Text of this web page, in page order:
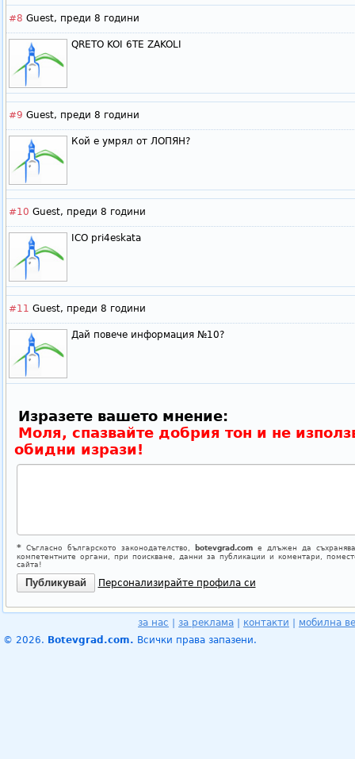
#8 Guest, преди 8 години
QRETO KOI 6TE ZAKOLI
#9 Guest, преди 8 години
Кой е умрял от ЛОПЯН?
#10 Guest, преди 8 години
ICO pri4eskata
#11 Guest, преди 8 години
Дай повече информация №10?
Изразете вашето мнение:
Моля, спазвайте добрия тон и не
обидни изрази!
*Съгласно българското законодателство, botevgrad.comе длъжен да
компетентните органи, при поискване, данни за публикации и коментари,
сайта!
Персонализирайте профила си
за нас за реклама контакти
мобилна
© 2026. Botevgrad.com. Всички права запазени.